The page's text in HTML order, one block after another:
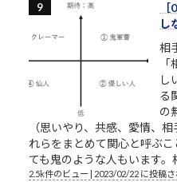
し
相
し
る
の
（思いやり、共感、愛情、
れらをまとめて関心と呼ぶ
ても鬼のような人もいます。
2.5k件のビュー 2023/02/22 に投稿さ